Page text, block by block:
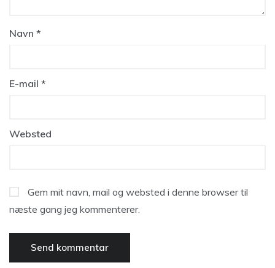
Navn *
E-mail *
Websted
Gem mit navn, mail og websted i denne browser til
næste gang jeg kommenterer.